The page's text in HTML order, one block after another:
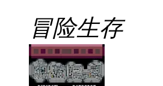
冒险生存